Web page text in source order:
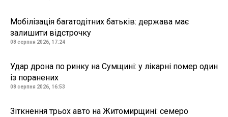
Мобілізація багатодітних батьків: держава має
залишити відстрочку
08 серпня 2026, 17:24
Удар дрона по ринку на Сумщині: у лікарні помер один
із поранених
08 серпня 2026, 16:53
Зіткнення трьох авто на Житомирщині: семеро